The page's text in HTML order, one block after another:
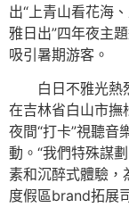
出“上青山看花海
雅日出”四年夜主
吸引暑期游客。
白日不雅光熱
在吉林省白山市撫
夜間“打卡”視聽音
動。“我們特殊謀
素和沉醉式體驗，
度假區brand拓展